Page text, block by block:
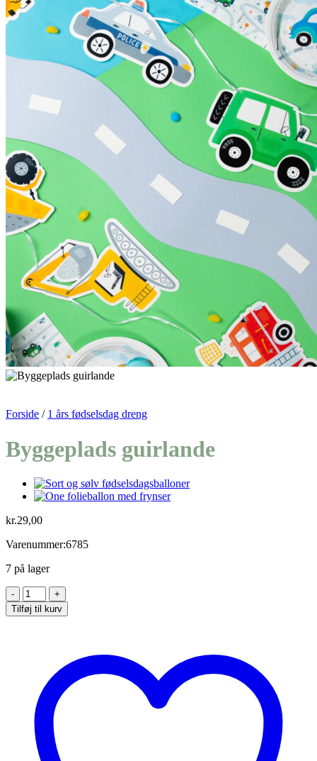
Forside / 1 års fødselsdag dreng
Byggeplads guirlande
kr.29,00
Varenummer:6785
7 på lager
Byggeplads
guirlande
antal
Tilføj til kurv